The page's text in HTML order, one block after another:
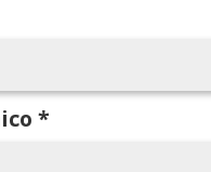
*